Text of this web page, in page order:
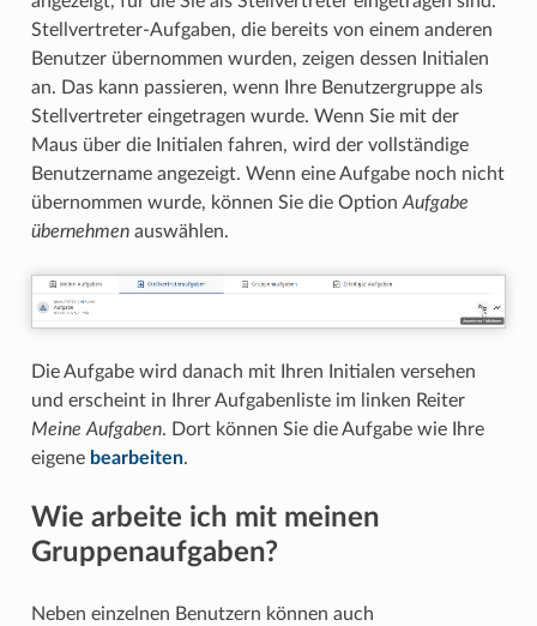
Stellvertreter-Aufgaben, die bereits von einem anderen
Benutzer übernommen wurden, zeigen dessen Initialen
an. Das kann passieren, wenn Ihre Benutzergruppe als
Stellvertreter eingetragen wurde. Wenn Sie mit der
Maus über die Initialen fahren, wird der vollständige
Benutzername angezeigt. Wenn eine Aufgabe noch nicht
übernommen wurde, können Sie die OptionAufgabe
übernehmenauswählen.
Die Aufgabe wird danach mit Ihren Initialen versehen
und erscheint in Ihrer Aufgabenliste im linken Reiter
Meine Aufgaben. Dort können Sie die Aufgabe wie Ihre
eigene bearbeiten.
Wie arbeite ich mit meinen
Gruppenaufgaben?
Neben einzelnen Benutzern können auch